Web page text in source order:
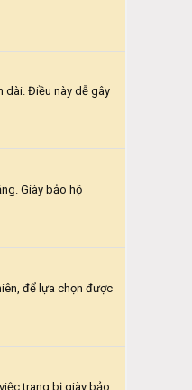
dài. Điều này dễ gây
Giày bảo hộ
để lựa chọn được
trang bị giày bảo